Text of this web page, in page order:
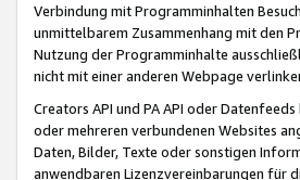
Verbindung mit Programminhalten
unmittelbarem Zusammenhang mit den
Nutzung der Programminhalte
nicht mit einer anderen Webpage
Creators API und PA API oder
oder mehreren verbundenen Websites
Daten, Bilder, Texte oder sonstigen
anwendbaren Lizenzvereinbarungen für